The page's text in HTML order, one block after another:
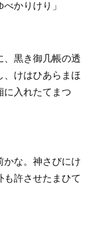
かりけり」
、黒き御几帳の透
、けはひあらまほ
に入れたてまつ
かな。神さびにけ
も許させたまひて